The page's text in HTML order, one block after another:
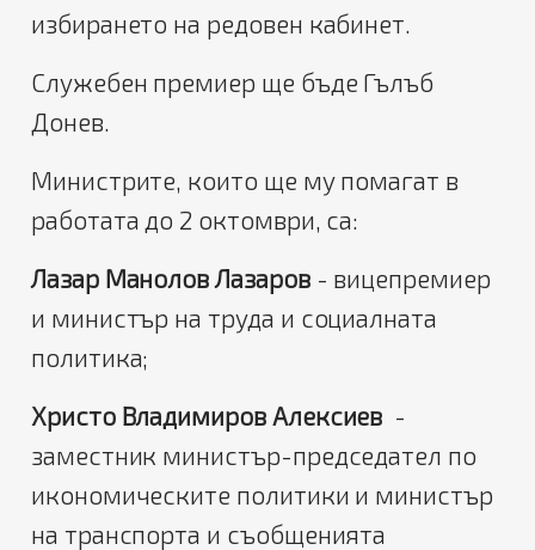
избирането на редовен кабинет.
Служебен премиер ще бъде Гълъб
Донев.
Министрите, които ще му помагат в
работата до 2 октомври, са:
Лазар Манолов Лазаров- вицепремиер
и министър на труда и социалната
политика;
Христо Владимиров Алексиев -
заместник министър-председател по
икономическите политики и министър
на транспорта и съобщенията